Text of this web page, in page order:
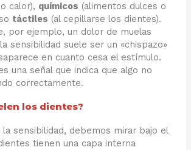
calor), químicos (alimentos dulces o
táctiles (al cepillarse los dientes).
por ejemplo, un dolor de muelas
sensibilidad suele ser un «chispazo»
en cuanto cesa el estímulo.
una señal que indica que algo no
correctamente.
los dientes?
la sensibilidad, debemos mirar bajo el
tienen una capa interna